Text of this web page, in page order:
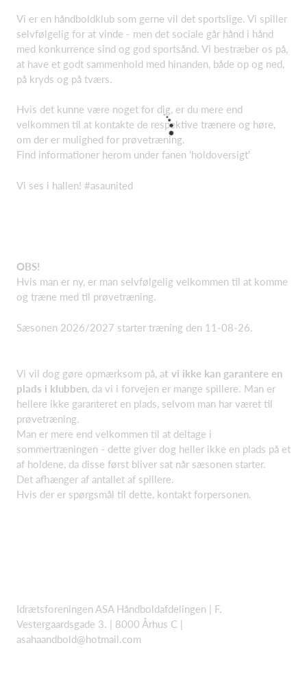
Vi er en håndboldklub som gerne vil det sportslige. Vi spiller
selvfølgelig for at vinde - men det sociale går hånd i hånd
med konkurrence sind og god sportsånd. Vi bestræber os på,
at have et godt sammenhold med hinanden, både op og ned,
på kryds og på tværs.
Hvis det kunne være noget for dig, er du mere end
velkommen til at kontakte de respektive trænere og høre,
om der er mulighed for prøvetræning.
Find informationer herom under fanen 'holdoversigt'
Vi ses i hallen! #asaunited
OBS!
Hvis man er ny, er man selvfølgelig velkommen til at komme
og træne med til prøvetræning.
Sæsonen 2026/2027 starter træning den 11-08-26.
Vi vil dog gøre opmærksom på, at vi ikke kan garantere en
plads i klubben, da vi i forvejen er mange spillere. Man er
hellere ikke garanteret en plads, selvom man har været til
prøvetræning.
Man er mere end velkommen til at deltage i
sommertræningen - dette giver dog heller ikke en plads på et
af holdene, da disse først bliver sat når sæsonen starter.
Det afhænger af antallet af spillere.
Hvis der er spørgsmål til dette, kontakt forpersonen.
Idrætsforeningen ASA Håndboldafdelingen | F.
Vestergaardsgade 3. | 8000 Århus C |
asahaandbold@hotmail.com